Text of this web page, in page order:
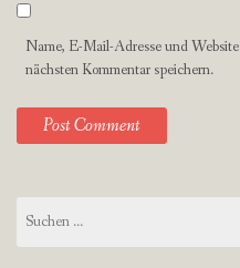
Name, E-Mail-Adresse und
nächsten Kommentar speichern.
nach: